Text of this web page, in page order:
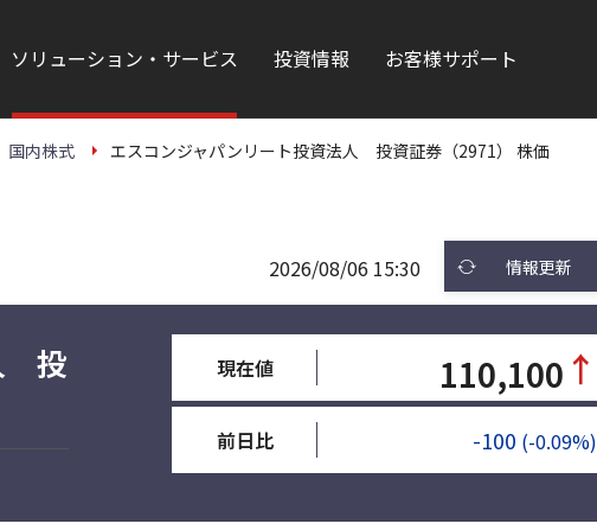
ソリューション・サービス 投資情報 お客様サポート
国内株式 エスコンジャパンリート投資法人 投資証券（2971） 株価
2026/08/06 15:30 情報更新
投
現在値 110,100 ↑
前日比 -100 (-0.09%)